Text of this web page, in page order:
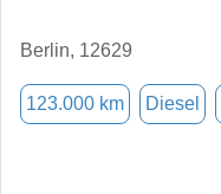
Berlin, 12629
123.000 km Diesel